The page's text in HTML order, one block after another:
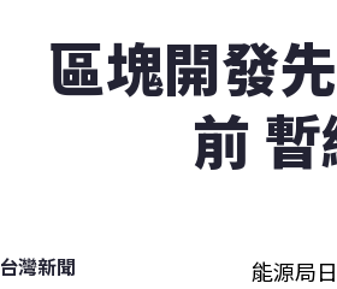
區塊開發
前
台灣新聞
能源局